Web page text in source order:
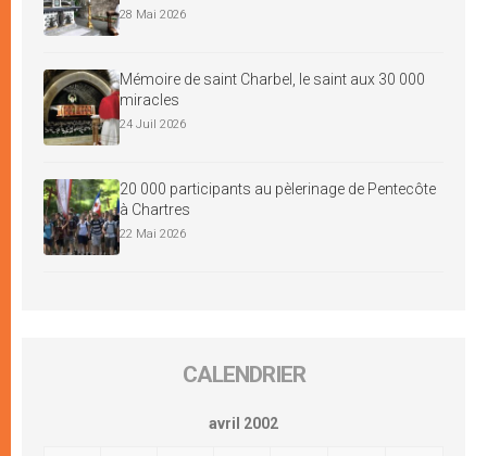
28 Mai 2026
Mémoire de saint Charbel, le saint aux 30 000
miracles
24 Juil 2026
20 000 participants au pèlerinage de Pentecôte
à Chartres
22 Mai 2026
CALENDRIER
avril 2002